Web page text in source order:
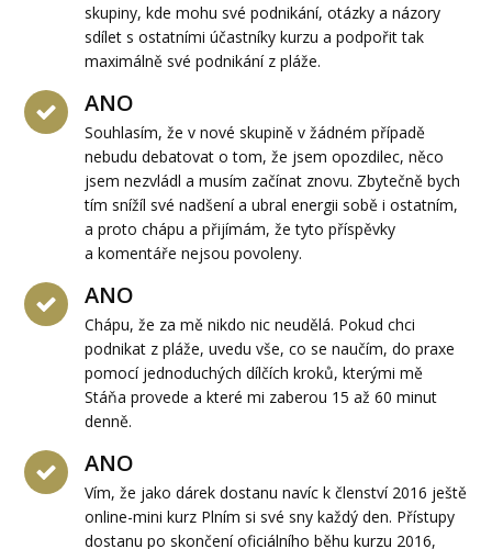
skupiny, kde mohu své podnikání, otázky a názory
sdílet s ostatními účastníky kurzu a podpořit tak
maximálně své podnikání z pláže.
ANO
Souhlasím, že v nové skupině v žádném případě
nebudu debatovat o tom, že jsem opozdilec, něco
jsem nezvládl a musím začínat znovu. Zbytečně bych
tím snížíl své nadšení a ubral energii sobě i ostatním,
a proto chápu a přijímám, že tyto příspěvky
a komentáře nejsou povoleny.
ANO
Chápu, že za mě nikdo nic neudělá. Pokud chci
podnikat z pláže, uvedu vše, co se naučím, do praxe
pomocí jednoduchých dílčích kroků, kterými mě
Stáňa provede a které mi zaberou 15 až 60 minut
denně.
ANO
Vím, že jako dárek dostanu navíc k členství 2016 ještě
online-mini kurz Plním si své sny každý den. Přístupy
dostanu po skončení oficiálního běhu kurzu 2016,